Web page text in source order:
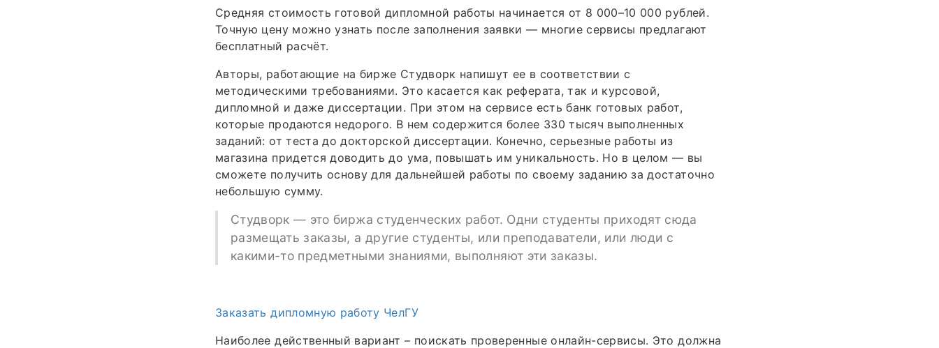
Средняя стоимость готовой дипломной работы начинается от 8 000–10 000 рублей.
Точную цену можно узнать после заполнения заявки — многие сервисы предлагают
бесплатный расчёт.
Авторы, работающие на бирже Студворк напишут ее в соответствии с
методическими требованиями. Это касается как реферата, так и курсовой,
дипломной и даже диссертации. При этом на сервисе есть банк готовых работ,
которые продаются недорого. В нем содержится более 330 тысяч выполненных
заданий: от теста до докторской диссертации. Конечно, серьезные работы из
магазина придется доводить до ума, повышать им уникальность. Но в целом — вы
сможете получить основу для дальнейшей работы по своему заданию за достаточно
небольшую сумму.
Студворк — это биржа студенческих работ. Одни студенты приходят сюда
размещать заказы, а другие студенты, или преподаватели, или люди с
какими-то предметными знаниями, выполняют эти заказы.
Заказать дипломную работу ЧелГУ
Наиболее действенный вариант – поискать проверенные онлайн-сервисы. Это должна